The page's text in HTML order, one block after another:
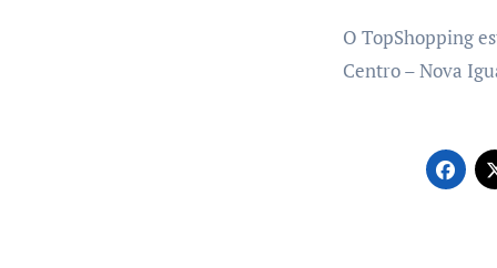
O TopShopping
Centro – Nova